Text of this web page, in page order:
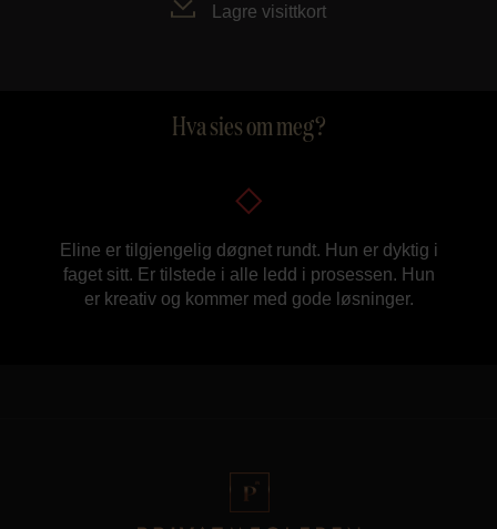
Lagre visittkort
Hva sies om meg?
Eline er tilgjengelig døgnet rundt. Hun er dyktig i
faget sitt. Er tilstede i alle ledd i prosessen. Hun
er kreativ og kommer med gode løsninger.